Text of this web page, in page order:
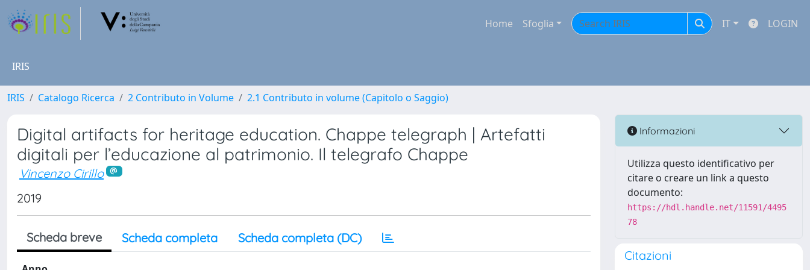
Home Sfoglia IT LOGIN
IRIS
IRIS Catalogo Ricerca 2 Contributo in Volume 2.1 Contributo in volume (Capitolo o Saggio)
Digital artifacts for heritage education. Chappe telegraph | Artefatti
digitali per l’educazione al patrimonio. Il telegrafo Chappe
Vincenzo Cirillo
2019
Scheda breve Scheda completa Scheda completa (DC)
Informazioni
Utilizza questo identificativo per
citare o creare un link a questo
documento:
https://hdl.handle.net/11591/4495
78
Citazioni